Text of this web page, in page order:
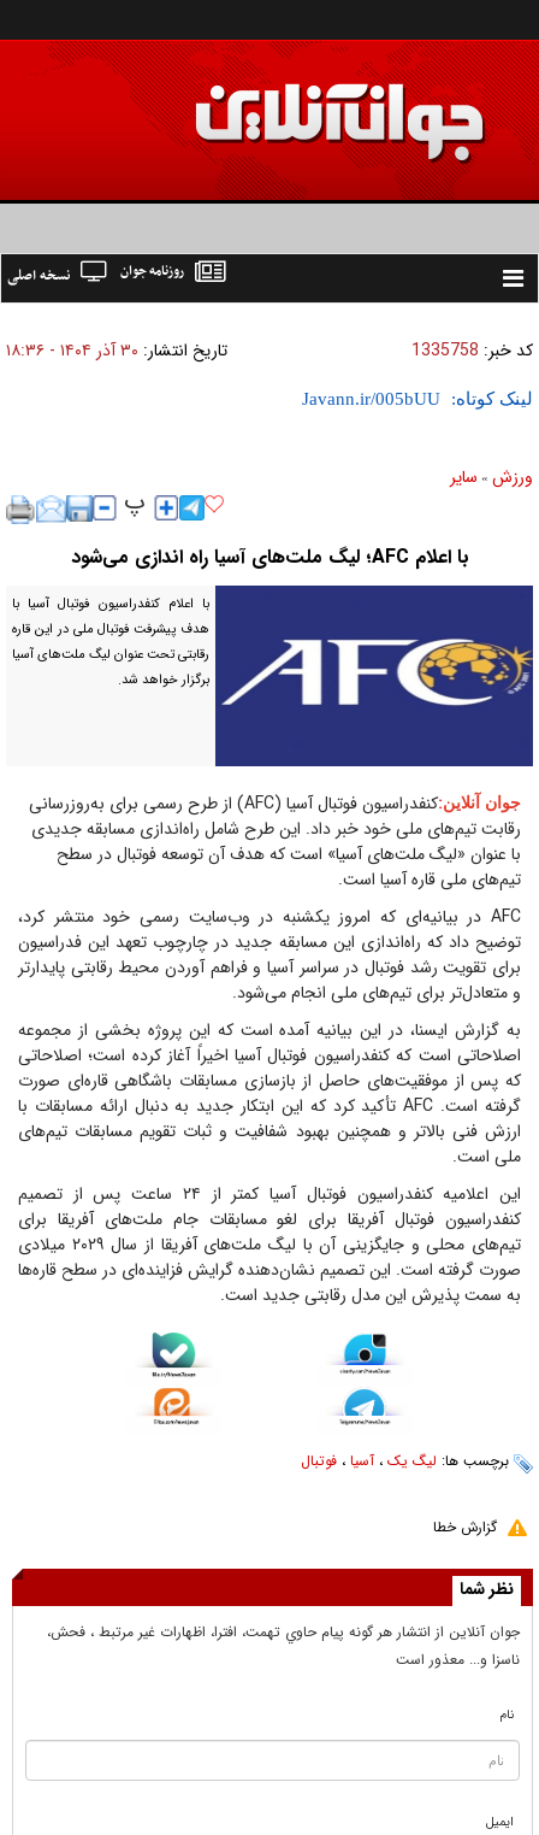
Toggle
نسخه اصلی روزنامه جوان
کد خبر: 1335758 تاریخ انتشار: ۳۰ آذر ۱۴۰۴ - ۱۸:۳۶
لینک کوتاه:
ورزش » ساير
با اعلام AFC؛ لیگ ملت‌های آسیا راه اندازی می‌شود
با اعلام کنفدراسیون فوتبال آسیا با
هدف پیشرفت فوتبال ملی در این قاره
رقابتی تحت عنوان لیگ ملت‌های آسیا
برگزار خواهد شد.
جوان آنلاین:
کنفدراسیون فوتبال آسیا (AFC) از طرح رسمی برای به‌روزرسانی
رقابت تیم‌های ملی خود خبر داد. این طرح شامل راه‌اندازی مسابقه جدیدی
با عنوان «لیگ ملت‌های آسیا» است که هدف آن توسعه فوتبال در سطح
تیم‌های ملی قاره آسیا است.
AFC در بیانیه‌ای که امروز یکشنبه در وب‌سایت رسمی خود منتشر کرد،
توضیح داد که راه‌اندازی این مسابقه جدید در چارچوب تعهد این فدراسیون
برای تقویت رشد فوتبال در سراسر آسیا و فراهم آوردن محیط رقابتی پایدارتر
و متعادل‌تر برای تیم‌های ملی انجام می‌شود.
به گزارش ایسنا، در این بیانیه آمده است که این پروژه بخشی از مجموعه
اصلاحاتی است که کنفدراسیون فوتبال آسیا اخیراً آغاز کرده است؛ اصلاحاتی
که پس از موفقیت‌های حاصل از بازسازی مسابقات باشگاهی قاره‌ای صورت
گرفته است. AFC تأکید کرد که این ابتکار جدید به دنبال ارائه مسابقات با
ارزش فنی بالاتر و همچنین بهبود شفافیت و ثبات تقویم مسابقات تیم‌های
ملی است.
این اعلامیه کنفدراسیون فوتبال آسیا کمتر از ۲۴ ساعت پس از تصمیم
کنفدراسیون فوتبال آفریقا برای لغو مسابقات جام ملت‌های آفریقا برای
تیم‌های محلی و جایگزینی آن با لیگ ملت‌های آفریقا از سال ۲۰۲۹ میلادی
صورت گرفته است. این تصمیم نشان‌دهنده گرایش فزاینده‌ای در سطح قاره‌ها
به سمت پذیرش این مدل رقابتی جدید است.
برچسب ها: لیگ یک ، آسیا ، فوتبال
گزارش خطا
نظر شما
جوان آنلاين از انتشار هر گونه پيام حاوي تهمت، افترا، اظهارات غير مرتبط ، فحش،
ناسزا و... معذور است
نام
ایمیل